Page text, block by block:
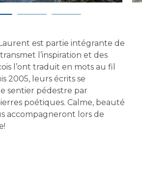
est partie intégrante de
l’inspiration et des
l’ont traduit en mots au fil
2005, leurs écrits se
sentier pédestre par
poétiques. Calme, beauté
accompagneront lors de